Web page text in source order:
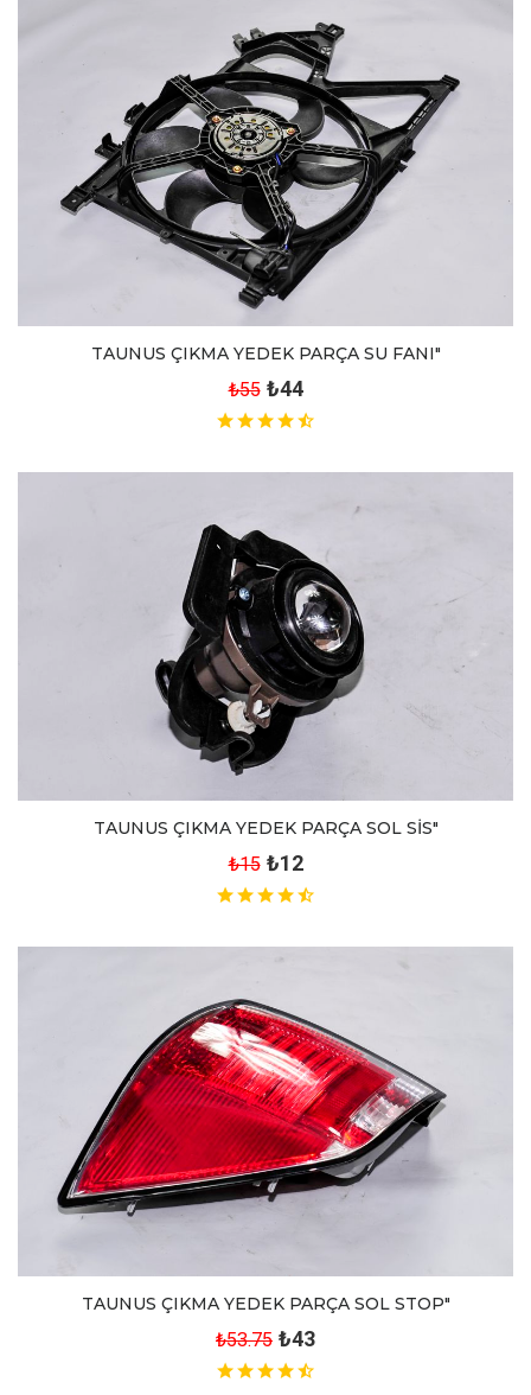
TAUNUS ÇIKMA YEDEK PARÇA SU FANI"
₺55 ₺44
TAUNUS ÇIKMA YEDEK PARÇA SOL SİS"
₺15 ₺12
TAUNUS ÇIKMA YEDEK PARÇA SOL STOP"
₺53.75 ₺43